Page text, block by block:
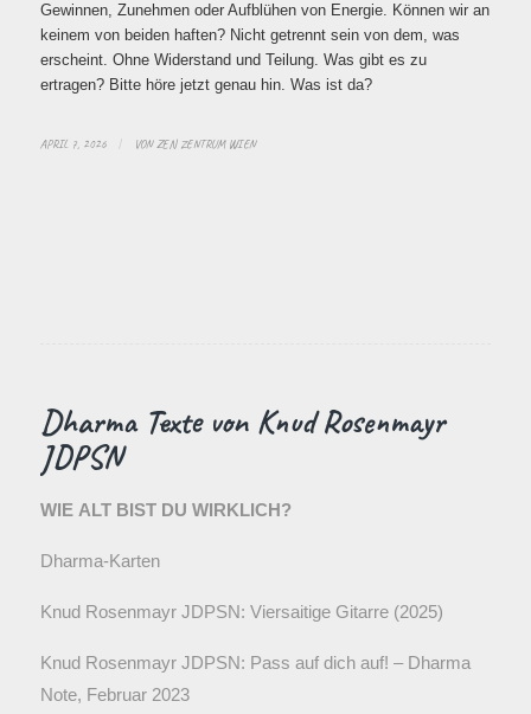
Gewinnen, Zunehmen oder Aufblühen von Energie. Können wir an
keinem von beiden haften? Nicht getrennt sein von dem, was
erscheint. Ohne Widerstand und Teilung. Was gibt es zu
ertragen? Bitte höre jetzt genau hin. Was ist da?
APRIL 7, 2026 / VONZEN ZENTRUM WIEN
Dharma Texte von Knud Rosenmayr
JDPSN
WIE ALT BIST DU WIRKLICH?
Dharma-Karten
Knud Rosenmayr JDPSN: Viersaitige Gitarre (2025)
Knud Rosenmayr JDPSN: Pass auf dich auf! – Dharma
Note, Februar 2023